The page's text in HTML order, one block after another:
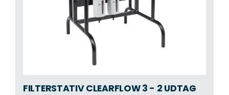
FILTERSTATIV CLEARFLOW 3 - 2 UDTAG